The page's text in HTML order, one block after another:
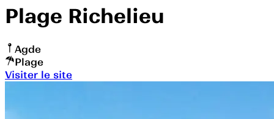
Plage Richelieu
Agde
Plage
Visiter le site